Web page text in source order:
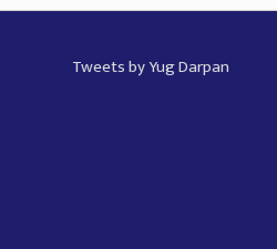
Tweets by Yug Darpan